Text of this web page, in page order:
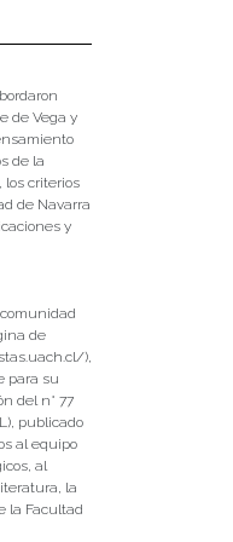
de Vega y
de la
criterios
de Navarra
y
de
),
para su
del n° 77
publicado
al equipo
al
la
la Facultad